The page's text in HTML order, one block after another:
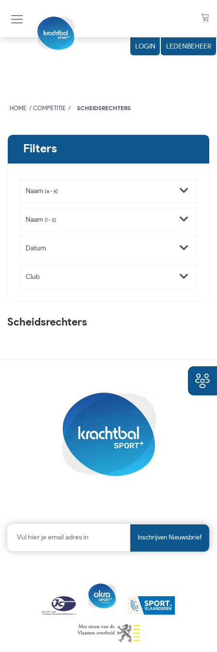
LOGIN LEDENBEHEER
HOME COMPETITIE SCHEIDSRECHTERS
Filters
Naam (a - k)
Naam (l - z)
Datum
Club
Scheidsrechters
Inschrijven Nieuwsbrief